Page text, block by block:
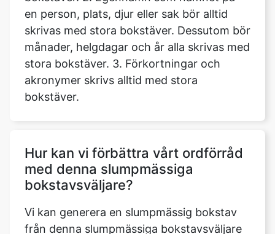
en person, plats, djur eller sak bör alltid
skrivas med stora bokstäver. Dessutom bör
månader, helgdagar och år alla skrivas med
stora bokstäver. 3. Förkortningar och
akronymer skrivs alltid med stora
bokstäver.
Hur kan vi förbättra vårt ordförråd
med denna slumpmässiga
bokstavsväljare?
Vi kan generera en slumpmässig bokstav
från denna slumpmässiga bokstavsväljare